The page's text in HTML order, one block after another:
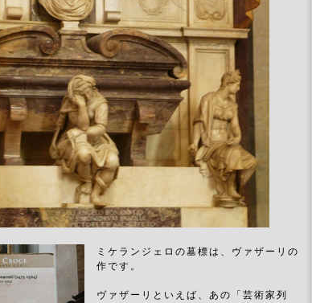
ミケランジェロの墓標は、ヴァザーリの
作です。
ヴァザーリといえば、あの「芸術家列